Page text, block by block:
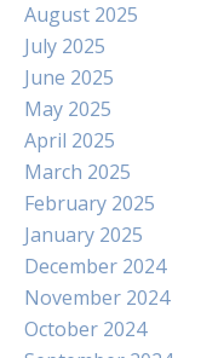
August 2025
July 2025
June 2025
May 2025
April 2025
March 2025
February 2025
January 2025
December 2024
November 2024
October 2024